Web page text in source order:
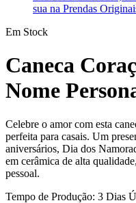
Em Stock
Caneca
Nome
Celebre o amor com esta
perfeita para casais. Um
aniversários, Dia dos
em cerâmica de alta
pessoal.
Tempo de Produção: 3 Dias